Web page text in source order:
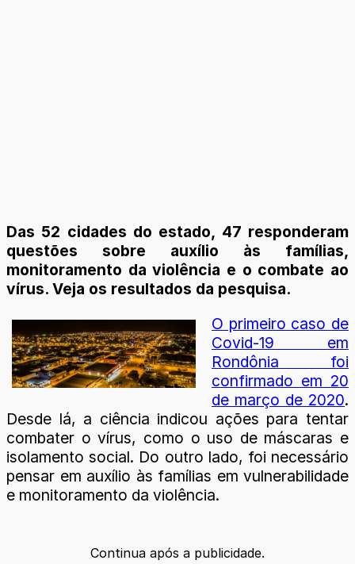
Das 52 cidades do estado, 47 responderam
questões sobre auxílio às famílias,
monitoramento da violência e o combate ao
vírus. Veja os resultados da pesquisa.
O primeiro caso de
Covid-19 em
Rondônia foi
confirmado em 20
de março de 2020.
Desde lá, a ciência indicou ações para tentar
combater o vírus, como o uso de máscaras e
isolamento social. Do outro lado, foi necessário
pensar em auxílio às famílias em vulnerabilidade
e monitoramento da violência.
Continua após a publicidade.